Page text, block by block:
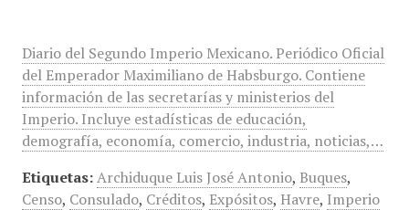
Diario del Segundo Imperio Mexicano. Periódico Oficial
del Emperador Maximiliano de Habsburgo. Contiene
información de las secretarías y ministerios del
Imperio. Incluye estadísticas de educación,
demografía, economía, comercio, industria, noticias,…
Etiquetas: Archiduque Luis José Antonio, Buques,
Censo, Consulado, Créditos, Expósitos, Havre, Imperio